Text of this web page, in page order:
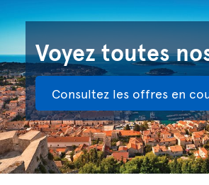
Voyez toutes
Consultez les offres en